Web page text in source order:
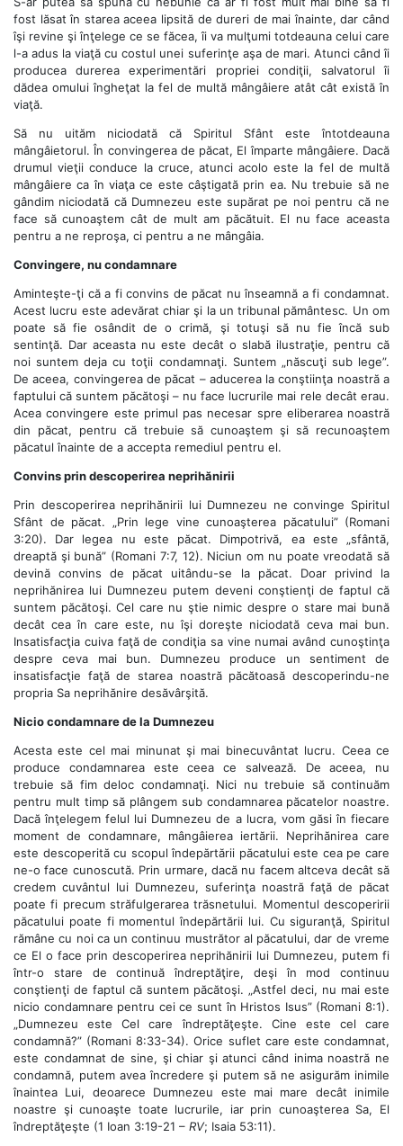
fost lăsat în starea aceea lipsită de dureri de mai înainte, dar când
îşi revine şi înţelege ce se făcea, îi va mulţumi totdeauna celui care
l-a adus la viaţă cu costul unei suferinţe aşa de mari. Atunci când îi
producea durerea experimentări propriei condiţii, salvatorul îi
dădea omului îngheţat la fel de multă mângâiere atât cât există în
viaţă.
Să nu uităm niciodată că Spiritul Sfânt este întotdeauna
mângâietorul. În convingerea de păcat, El împarte mângâiere. Dacă
drumul vieţii conduce la cruce, atunci acolo este la fel de multă
mângâiere ca în viaţa ce este câştigată prin ea. Nu trebuie să ne
gândim niciodată că Dumnezeu este supărat pe noi pentru că ne
face să cunoaştem cât de mult am păcătuit. El nu face aceasta
pentru a ne reproşa, ci pentru a ne mângâia.
Convingere, nu condamnare
Aminteşte-ţi că a fi convins de păcat nu înseamnă a fi condamnat.
Acest lucru este adevărat chiar şi la un tribunal pământesc. Un om
poate să fie osândit de o crimă, şi totuşi să nu fie încă sub
sentinţă. Dar aceasta nu este decât o slabă ilustraţie, pentru că
noi suntem deja cu toţii condamnaţi. Suntem „născuţi sub lege”.
De aceea, convingerea de păcat – aducerea la conştiinţa noastră a
faptului că suntem păcătoşi – nu face lucrurile mai rele decât erau.
Acea convingere este primul pas necesar spre eliberarea noastră
din păcat, pentru că trebuie să cunoaştem şi să recunoaştem
păcatul înainte de a accepta remediul pentru el.
Convins prin descoperirea neprihănirii
Prin descoperirea neprihănirii lui Dumnezeu ne convinge Spiritul
Sfânt de păcat. „Prin lege vine cunoaşterea păcatului” (Romani
3:20). Dar legea nu este păcat. Dimpotrivă, ea este „sfântă,
dreaptă şi bună” (Romani 7:7, 12). Niciun om nu poate vreodată să
devină convins de păcat uitându-se la păcat. Doar privind la
neprihănirea lui Dumnezeu putem deveni conştienţi de faptul că
suntem păcătoşi. Cel care nu ştie nimic despre o stare mai bună
decât cea în care este, nu îşi doreşte niciodată ceva mai bun.
Insatisfacţia cuiva faţă de condiţia sa vine numai având cunoştinţa
despre ceva mai bun. Dumnezeu produce un sentiment de
insatisfacţie faţă de starea noastră păcătoasă descoperindu-ne
propria Sa neprihănire desăvârşită.
Nicio condamnare de la Dumnezeu
Acesta este cel mai minunat şi mai binecuvântat lucru. Ceea ce
produce condamnarea este ceea ce salvează. De aceea, nu
trebuie să fim deloc condamnaţi. Nici nu trebuie să continuăm
pentru mult timp să plângem sub condamnarea păcatelor noastre.
Dacă înţelegem felul lui Dumnezeu de a lucra, vom găsi în fiecare
moment de condamnare, mângâierea iertării. Neprihănirea care
este descoperită cu scopul îndepărtării păcatului este cea pe care
ne-o face cunoscută. Prin urmare, dacă nu facem altceva decât să
credem cuvântul lui Dumnezeu, suferinţa noastră faţă de păcat
poate fi precum străfulgerarea trăsnetului. Momentul descoperirii
păcatului poate fi momentul îndepărtării lui. Cu siguranţă, Spiritul
rămâne cu noi ca un continuu mustrător al păcatului, dar de vreme
ce El o face prin descoperirea neprihănirii lui Dumnezeu, putem fi
într-o stare de continuă îndreptăţire, deşi în mod continuu
conştienţi de faptul că suntem păcătoşi. „Astfel deci, nu mai este
nicio condamnare pentru cei ce sunt în Hristos Isus” (Romani 8:1).
„Dumnezeu este Cel care îndreptăţeşte. Cine este cel care
condamnă?” (Romani 8:33-34). Orice suflet care este condamnat,
este condamnat de sine, şi chiar şi atunci când inima noastră ne
condamnă, putem avea încredere şi putem să ne asigurăm inimile
înaintea Lui, deoarece Dumnezeu este mai mare decât inimile
noastre şi cunoaşte toate lucrurile, iar prin cunoaşterea Sa, El
îndreptăţeşte (1 Ioan 3:19-21 ­– RV; Isaia 53:11).